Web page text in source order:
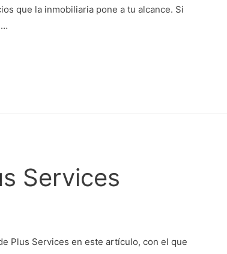
que la inmobiliaria pone a tu alcance. Si
…
Services
Plus Services en este artículo, con el que